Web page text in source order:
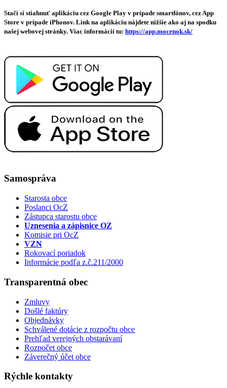
Stačí si stiahnuť aplikáciu cez Google Play v prípade smartfónov, cez App
Store v prípade iPhonov. Link na aplikáciu nájdete nižšie ako aj na spodku
našej webovej stránky. Viac informácií tu: https://app.mocenok.sk/
Samospráva
Starosta obce
Poslanci OcZ
Zástupca starostu obce
Uznesenia a zápisnice OZ
Komisie pri OcZ
VZN
Rokovací poriadok
Informácie podľa z.č.211/2000
Transparentná obec
Zmluvy
Došlé faktúry
Objednávky
Schválené dotácie z rozpočtu obce
Prehľad verejných obstarávaní
Rozpočet obce
Záverečný účet obce
Rýchle kontakty